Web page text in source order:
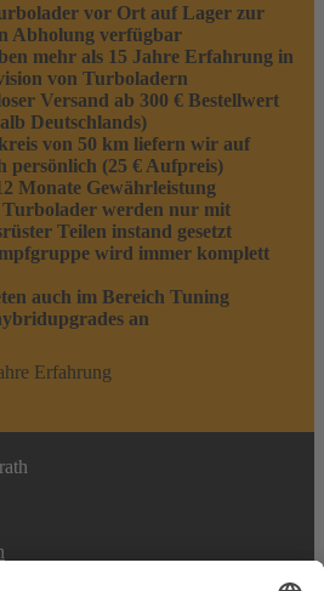
vor Ort auf Lager zur
Abholung verfügbar
mehr als 15 Jahre Erfahrung in
von Turboladern
Versand ab 300 € Bestellwert
Deutschlands)
von 50 km liefern wir auf
persönlich (25 € Aufpreis)
Monate Gewährleistung
Turbolader werden nur mit
Teilen instand gesetzt
wird immer komplett
auch im Bereich Tuning
an